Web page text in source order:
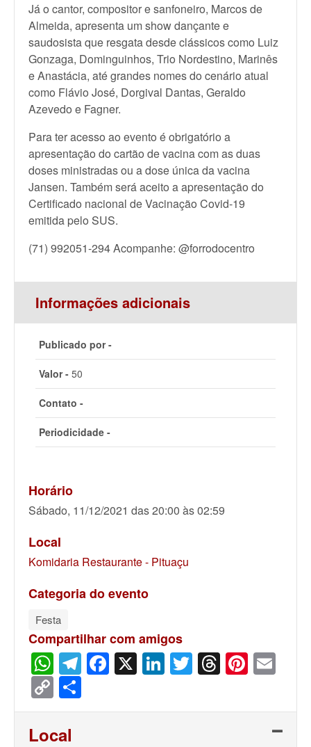
Já o cantor, compositor e sanfoneiro, Marcos de
Almeida, apresenta um show dançante e
saudosista que resgata desde clássicos como Luiz
Gonzaga, Dominguinhos, Trio Nordestino, Marinês
e Anastácia, até grandes nomes do cenário atual
como Flávio José, Dorgival Dantas, Geraldo
Azevedo e Fagner.
Para ter acesso ao evento é obrigatório a
apresentação do cartão de vacina com as duas
doses ministradas ou a dose única da vacina
Jansen. Também será aceito a apresentação do
Certificado nacional de Vacinação Covid-19
emitida pelo SUS.
(71) 992051-294 Acompanhe: @forrodocentro
Informações adicionais
Publicado por -
Valor - 50
Contato -
Periodicidade -
Horário
Sábado, 11/12/2021 das 20:00 às 02:59
Local
Komidaria Restaurante - Pituaçu
Categoria do evento
Festa
Compartilhar com amigos
WhatsApp
Telegram
Facebook
X LinkedIn
Twitter
Threads
Copy
Link
Local